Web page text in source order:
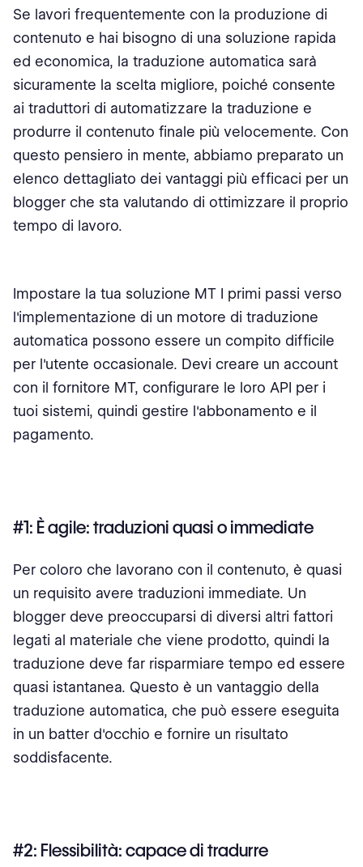
Se lavori frequentemente con la produzione di
contenuto e hai bisogno di una soluzione rapida
ed economica, la traduzione automatica sarà
sicuramente la scelta migliore, poiché consente
ai traduttori di automatizzare la traduzione e
produrre il contenuto finale più velocemente. Con
questo pensiero in mente, abbiamo preparato un
elenco dettagliato dei vantaggi più efficaci per un
blogger che sta valutando di ottimizzare il proprio
tempo di lavoro.
Impostare la tua soluzione MT I primi passi verso
l'implementazione di un motore di traduzione
automatica possono essere un compito difficile
per l'utente occasionale. Devi creare un account
con il fornitore MT, configurare le loro API per i
tuoi sistemi, quindi gestire l'abbonamento e il
pagamento.
#1: È agile: traduzioni quasi o immediate
Per coloro che lavorano con il contenuto, è quasi
un requisito avere traduzioni immediate. Un
blogger deve preoccuparsi di diversi altri fattori
legati al materiale che viene prodotto, quindi la
traduzione deve far risparmiare tempo ed essere
quasi istantanea. Questo è un vantaggio della
traduzione automatica, che può essere eseguita
in un batter d'occhio e fornire un risultato
soddisfacente.
#2: Flessibilità: capace di tradurre